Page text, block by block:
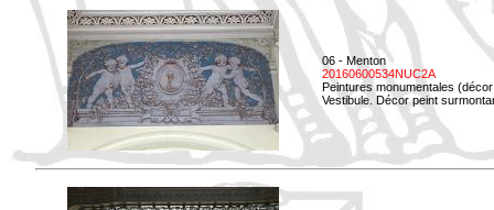
06 - Menton
20160600534NUC2A
Peintures monumentales
Vestibule. Décor peint